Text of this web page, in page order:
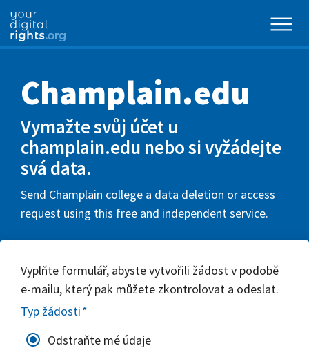
Champlain.edu
Vymažte svůj účet u
champlain.edu nebo si vyžádejte
svá data.
Send Champlain college a data deletion or access
request using this free and independent service.
Vyplňte formulář, abyste vytvořili žádost v podobě
e-mailu, který pak můžete zkontrolovat a odeslat.
Typ žádosti*
Odstraňte mé údaje